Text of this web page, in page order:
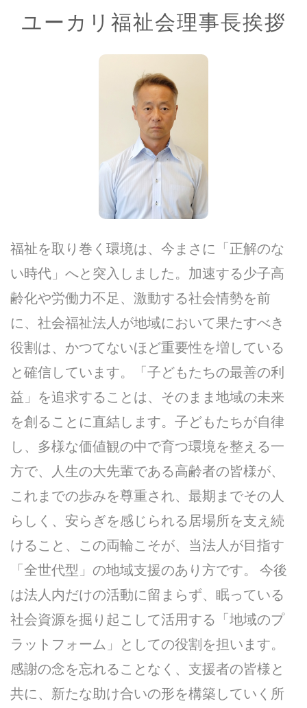
ユーカリ福祉会理事長挨拶
福祉を取り巻く環境は、今まさに「正解のな
い時代」へと突入しました。加速する少子高
齢化や労働力不足、激動する社会情勢を前
に、社会福祉法人が地域において果たすべき
役割は、かつてないほど重要性を増している
と確信しています。「子どもたちの最善の利
益」を追求することは、そのまま地域の未来
を創ることに直結します。子どもたちが自律
し、多様な価値観の中で育つ環境を整える一
方で、人生の大先輩である高齢者の皆様が、
これまでの歩みを尊重され、最期までその人
らしく、安らぎを感じられる居場所を支え続
けること、この両輪こそが、当法人が目指す
「全世代型」の地域支援のあり方です。 今後
は法人内だけの活動に留まらず、眠っている
社会資源を掘り起こして活用する「地域のプ
ラットフォーム」としての役割を担います。
感謝の念を忘れることなく、支援者の皆様と
共に、新たな助け合いの形を構築していく所